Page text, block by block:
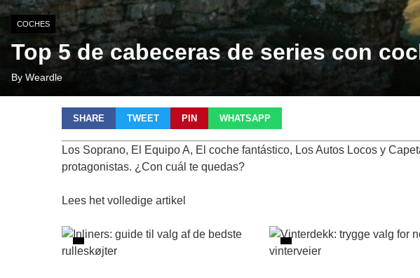
COCHES
Top 5 de cabeceras de series con
By Weardle
SHARE TWEET PIN WHATSAPP
Los Soprano, El Equipo A, El coche fantástico, Los Autos Locos y
protagonistas. ¿Con cuál te quedas?
Lees het volledige artikel